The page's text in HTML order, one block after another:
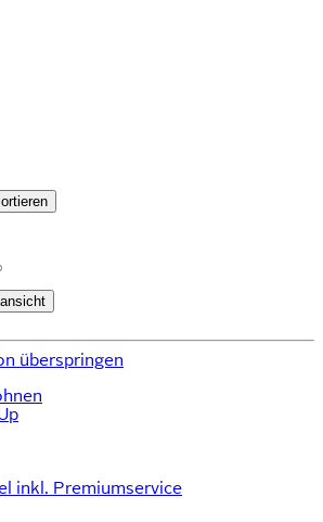
überspringen
inkl. Premiumservice